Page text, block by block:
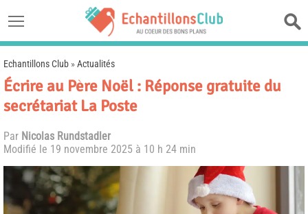
Echantillons Club »Actualités
Écrire au Père Noël : Réponse gratuite du
secrétariat La Poste
Par Nicolas Rundstadler
Modifié le 19 novembre 2025 à 10 h 24 min